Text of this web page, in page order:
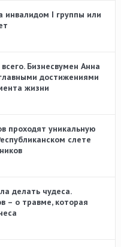
инвалидом I группы или
Бизнесвумен Анна
достижениями
жизни
проходят уникальную
слете
делать чудеса.
– о травме, которая